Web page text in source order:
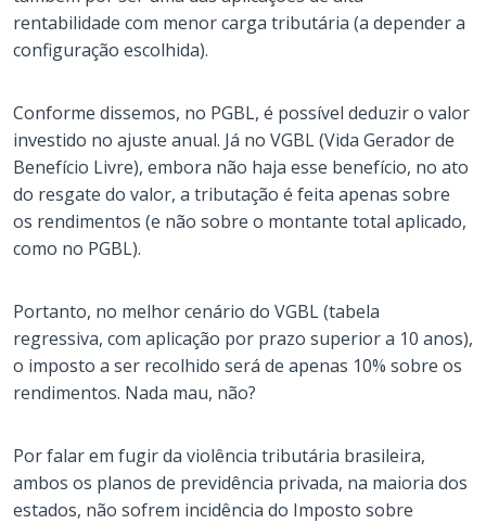
rentabilidade com menor carga tributária (a depender a
configuração escolhida).
Conforme dissemos, no PGBL, é possível deduzir o valor
investido no ajuste anual. Já no VGBL (Vida Gerador de
Benefício Livre), embora não haja esse benefício, no ato
do resgate do valor, a tributação é feita apenas sobre
os rendimentos (e não sobre o montante total aplicado,
como no PGBL).
Portanto, no melhor cenário do VGBL (tabela
regressiva, com aplicação por prazo superior a 10 anos),
o imposto a ser recolhido será de apenas 10% sobre os
rendimentos. Nada mau, não?
Por falar em fugir da violência tributária brasileira,
ambos os planos de previdência privada, na maioria dos
estados, não sofrem incidência do Imposto sobre